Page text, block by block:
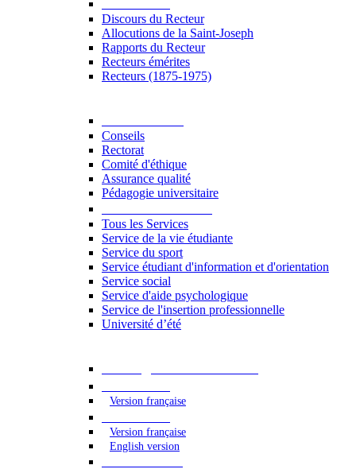
Discours du Recteur
Allocutions de la Saint-Joseph
Rapports du Recteur
Recteurs émérites
Recteurs (1875-1975)
Conseils
Rectorat
Comité d'éthique
Assurance qualité
Pédagogie universitaire
Tous les Services
Service de la vie étudiante
Service du sport
Service étudiant d'information et d'orientation
Service social
Service d'aide psychologique
Service de l'insertion professionnelle
Université d’été
Version française
Version française
English version